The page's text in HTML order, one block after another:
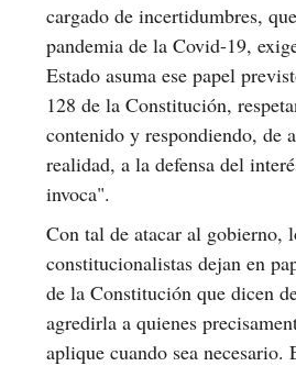
cargado de incertidumbres,
pandemia de la Covid-19,
Estado asuma ese papel
128 de la Constitución,
contenido y respondiendo, de
realidad, a la defensa del
invoca".
Con tal de atacar al gobierno,
constitucionalistas dejan en
de la Constitución que dicen
agredirla a quienes
aplique cuando sea necesario.